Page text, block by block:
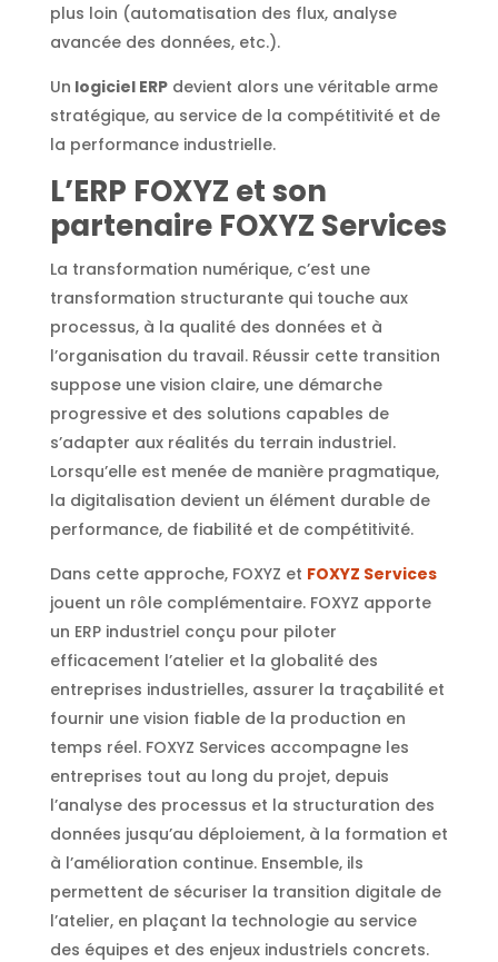
plus loin (automatisation des flux, analyse
avancée des données, etc.).
Un logiciel ERPdevient alors une véritable arme
stratégique, au service de la compétitivité et de
la performance industrielle.
L’ERP FOXYZ et son
partenaire FOXYZ Services
La transformation numérique, c’est une
transformation structurante qui touche aux
processus, à la qualité des données et à
l’organisation du travail. Réussir cette transition
suppose une vision claire, une démarche
progressive et des solutions capables de
s’adapter aux réalités du terrain industriel.
Lorsqu’elle est menée de manière pragmatique,
la digitalisation devient un élément durable de
performance, de fiabilité et de compétitivité.
Dans cette approche, FOXYZ et FOXYZ Services
jouent un rôle complémentaire. FOXYZ apporte
un ERP industriel conçu pour piloter
efficacement l’atelier et la globalité des
entreprises industrielles, assurer la traçabilité et
fournir une vision fiable de la production en
temps réel. FOXYZ Services accompagne les
entreprises tout au long du projet, depuis
l’analyse des processus et la structuration des
données jusqu’au déploiement, à la formation et
à l’amélioration continue. Ensemble, ils
permettent de sécuriser la transition digitale de
l’atelier, en plaçant la technologie au service
des équipes et des enjeux industriels concrets.